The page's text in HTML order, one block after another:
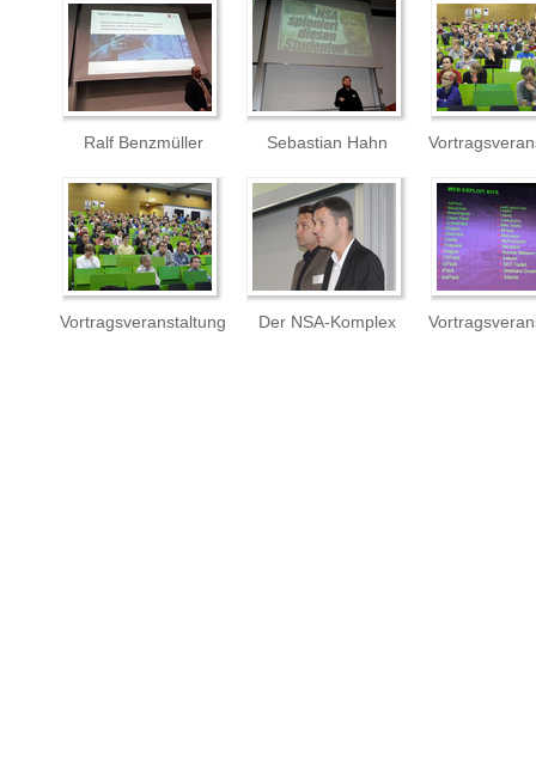
Ralf Benzmüller Sebastian Hahn
Vortragsveranstaltung Der NSA-Komplex